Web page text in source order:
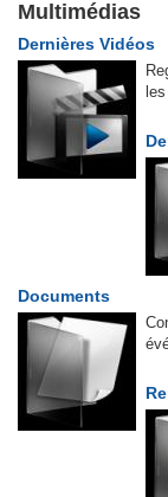
Multimédias
Dernières Vidéos
Documents